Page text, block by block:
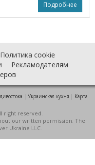
Подробнее
Политика cookie
Рекламодателям
| Украинская кухня | Карта
right reserved.
our written permission. The
Ukraine LLC.